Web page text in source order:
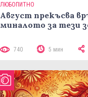
ЛЮБОПИТНО
Август прекъсва
миналото за тези
740 5 мин